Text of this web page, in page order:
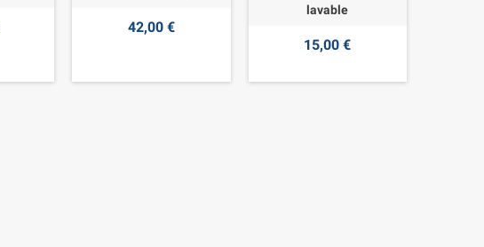
42,00 €
lavable
15,00 €